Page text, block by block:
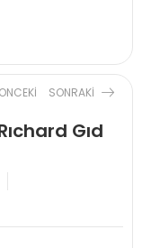
ONCEKI SONRAKI
Gıd